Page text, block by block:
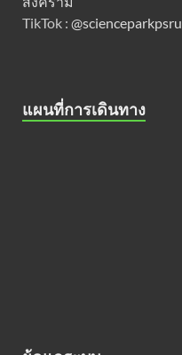
TikTok : @scienceparkpsru
แผนที่การเดินทาง